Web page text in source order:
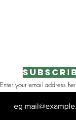
Enter your email address